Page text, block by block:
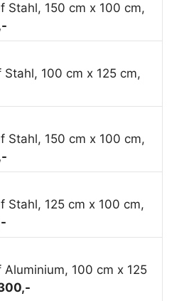
Stahl, 150 cm x 100 cm,
Stahl, 100 cm x 125 cm,
Stahl, 150 cm x 100 cm,
Stahl, 125 cm x 100 cm,
Aluminium, 100 cm x 125